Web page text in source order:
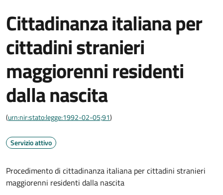
Cittadinanza italiana per
cittadini stranieri
maggiorenni residenti
dalla nascita
(urn:nir:stato:legge:1992-02-05;91)
Servizio attivo
Procedimento di cittadinanza italiana per cittadini stranieri
maggiorenni residenti dalla nascita